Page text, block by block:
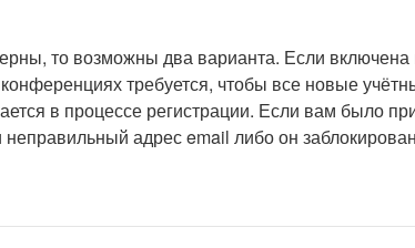
то возможны два варианта. Если
требуется, чтобы все новые
в процессе регистрации. Если вам было
адрес email либо он